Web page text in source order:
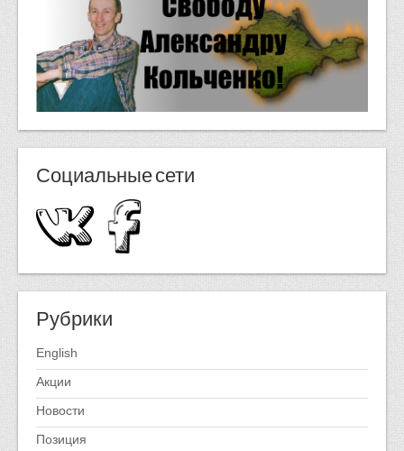
Социальные сети
Рубрики
English
Акции
Новости
Позиция